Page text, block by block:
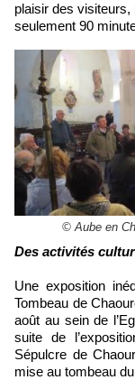
plaisir des
seulement 90
© Aube en
Des activités
Une exposition
Tombeau de
août au sein de
suite de
Sépulcre de
mise au tombeau